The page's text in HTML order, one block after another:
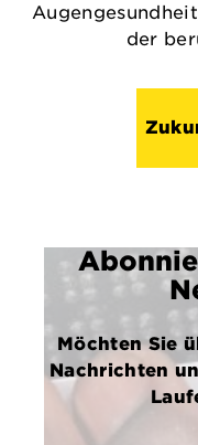
der
Möchten Sie
Nachrichten